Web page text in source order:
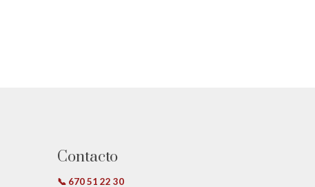
Contacto
📞 670 51 22 30